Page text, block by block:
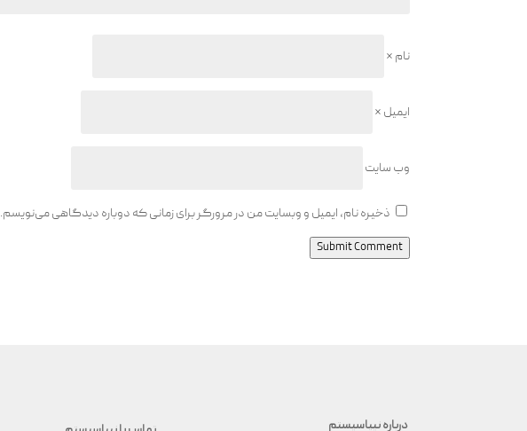
نام *
ایمیل *
وب‌ سایت
ذخیره نام، ایمیل و وبسایت من در مرورگر برای زمانی که دوباره دیدگاهی می‌نویسم.
Submit Comment
درباره نیپاسیستم